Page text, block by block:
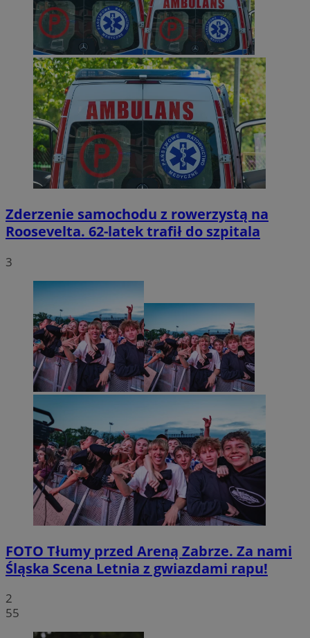
Zderzenie samochodu z rowerzystą na
Roosevelta. 62-latek trafił do szpitala
3
FOTO Tłumy przed Areną Zabrze. Za nami
Śląska Scena Letnia z gwiazdami rapu!
2
55